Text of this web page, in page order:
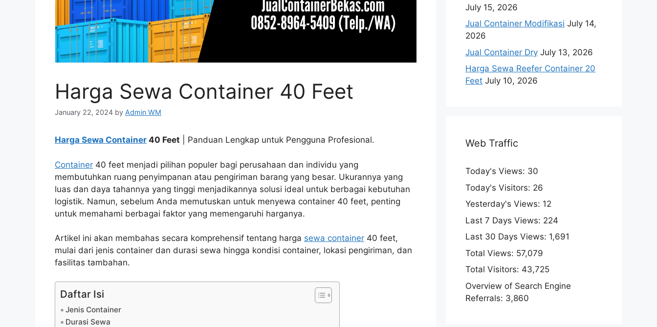
Harga Sewa Container 40 Feet
January 22, 2024 by Admin WM
Harga Sewa Container 40 Feet | Panduan Lengkap untuk Pengguna Profesional.
Container 40 feet menjadi pilihan populer bagi perusahaan dan individu yang
membutuhkan ruang penyimpanan atau pengiriman barang yang besar. Ukurannya yang
luas dan daya tahannya yang tinggi menjadikannya solusi ideal untuk berbagai kebutuhan
logistik. Namun, sebelum Anda memutuskan untuk menyewa container 40 feet, penting
untuk memahami berbagai faktor yang memengaruhi harganya.
Artikel ini akan membahas secara komprehensif tentang harga sewa container 40 feet,
mulai dari jenis container dan durasi sewa hingga kondisi container, lokasi pengiriman, dan
fasilitas tambahan.
Daftar Isi
Jenis Container
Durasi Sewa
July 15, 2026
Jual Container Modifikasi July 14,
2026
Jual Container Dry July 13, 2026
Harga Sewa Reefer Container 20
Feet July 10, 2026
Web Traffic
Today's Views: 30
Today's Visitors: 26
Yesterday's Views: 12
Last 7 Days Views: 224
Last 30 Days Views: 1,691
Total Views: 57,079
Total Visitors: 43,725
Overview of Search Engine
Referrals: 3,860